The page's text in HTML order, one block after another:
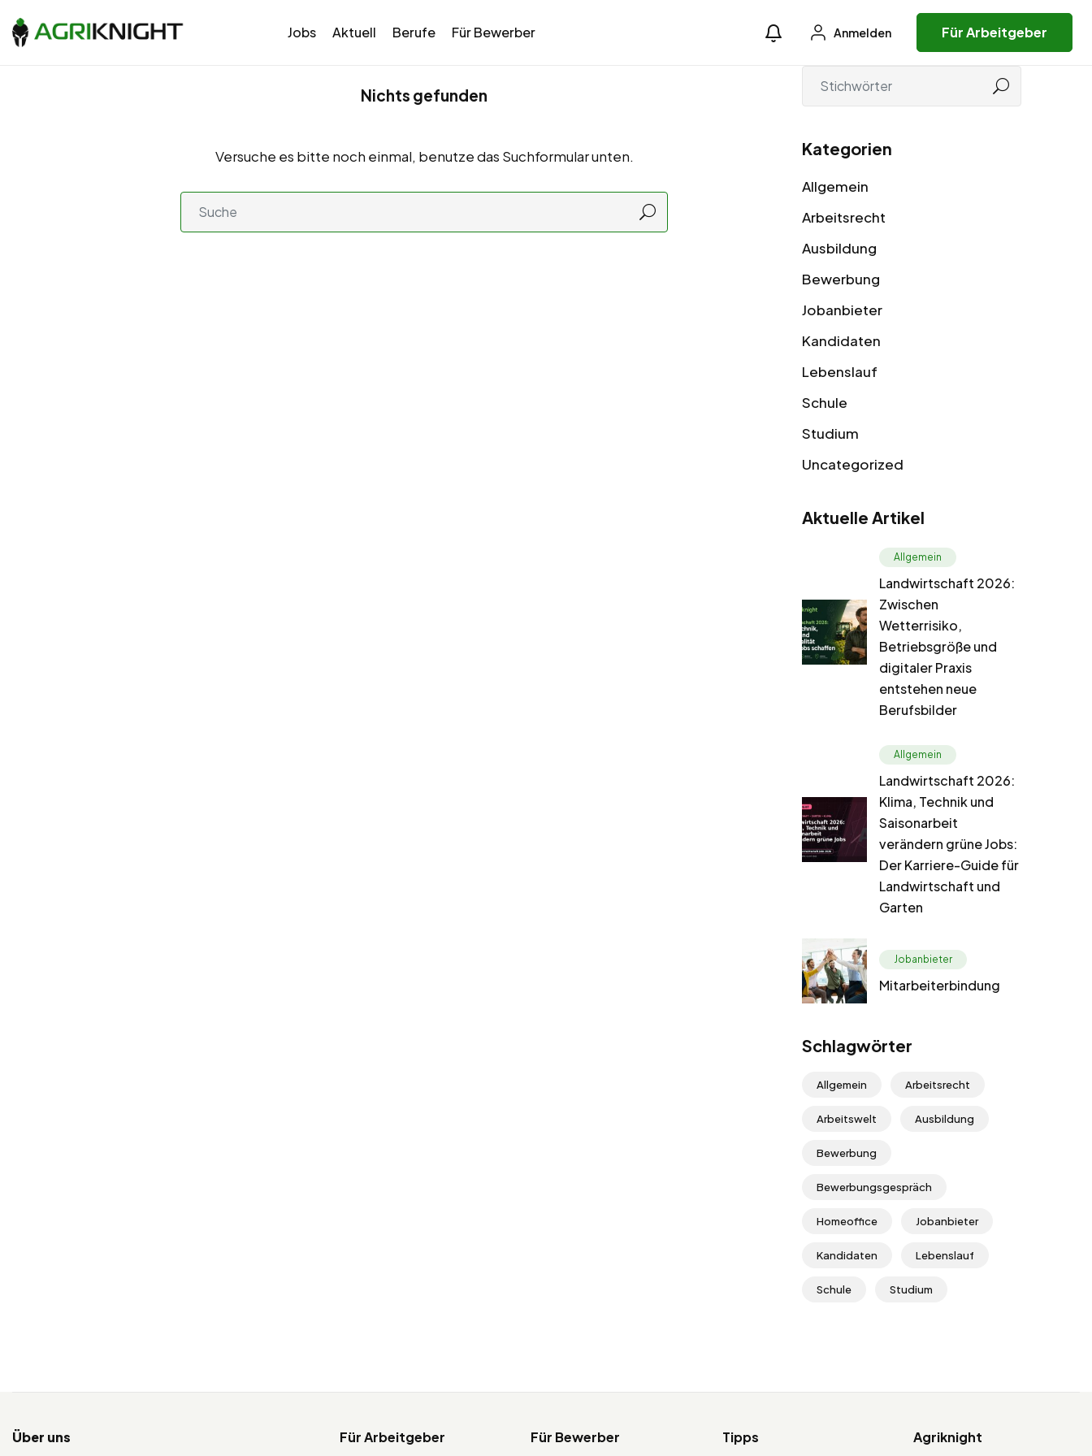
Jobs Aktuell Berufe Für Bewerber Anmelden Für Arbeitgeber
Nichts gefunden
Versuche es bitte noch einmal, benutze das Suchformular unten. Kategorien
Allgemein
Arbeitsrecht
Ausbildung
Bewerbung
Jobanbieter
Kandidaten
Lebenslauf
Schule
Studium
Uncategorized
Aktuelle Artikel
Allgemein
Landwirtschaft 2026:
Zwischen
Wetterrisiko,
Betriebsgröße und
digitaler Praxis
entstehen neue
Berufsbilder
Allgemein
Landwirtschaft 2026:
Klima, Technik und
Saisonarbeit
verändern grüne Jobs:
Der Karriere-Guide für
Landwirtschaft und
Garten
Jobanbieter
Mitarbeiterbindung
Schlagwörter
Allgemein Arbeitsrecht
Arbeitswelt Ausbildung
Bewerbung
Bewerbungsgespräch
Homeoffice Jobanbieter
Kandidaten Lebenslauf
Schule Studium
Über uns Für Arbeitgeber Für Bewerber Tipps Agriknight